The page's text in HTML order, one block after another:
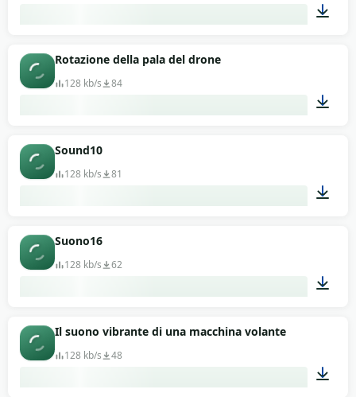
Rotazione della pala del drone
128 kb/s 84
Sound10
128 kb/s 81
Suono16
128 kb/s 62
Il suono vibrante di una macchina volante
128 kb/s 48